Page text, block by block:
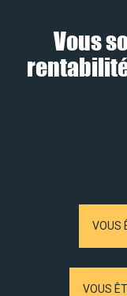
Vous
VOUS
VOUS